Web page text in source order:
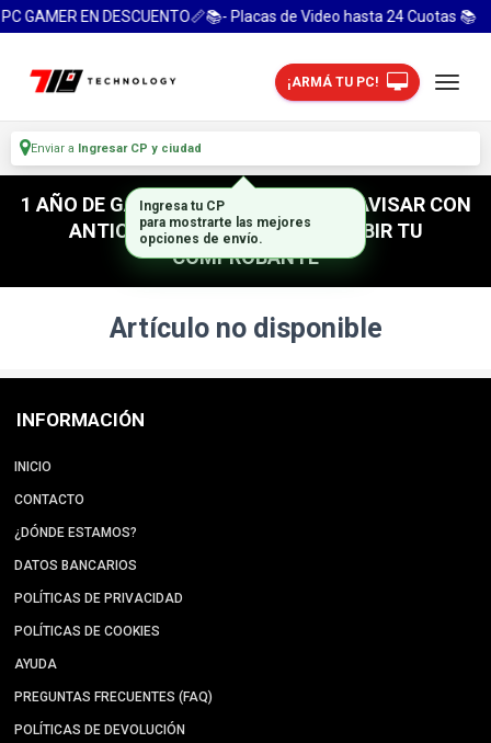
GAMER EN DESCUENTO📏📚- Placas de Video hasta 24 Cuotas 📚
¡ARMÁ TU PC!
Enviar a Ingresar CP y ciudad
1 AÑO DE GARANTIA! / PARA RETIRO AVISAR CON
ANTICIPACION / NO OLVIDES SUBIR TU
COMPROBANTE
Artículo no disponible
INFORMACIÓN
INICIO
CONTACTO
¿DÓNDE ESTAMOS?
DATOS BANCARIOS
POLÍTICAS DE PRIVACIDAD
POLÍTICAS DE COOKIES
AYUDA
PREGUNTAS FRECUENTES (FAQ)
POLÍTICAS DE DEVOLUCIÓN
Ingresa tu CP
para mostrarte las mejores
opciones de envío.